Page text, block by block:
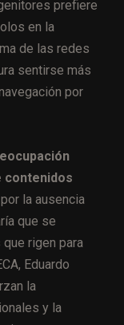
prefiere
en la
de las redes
sentirse más
por
contenidos
la ausencia
que se
rigen para
Eduardo
la
y la